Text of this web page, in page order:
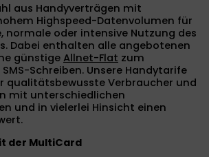
aus Handyverträgen mit
Highspeed-Datenvolumen für
normale oder intensive Nutzung des
Dabei enthalten alle angebotenen
günstige Allnet-Flat zum
Schreiben. Unsere Handytarife
qualitätsbewusste Verbraucher und
mit unterschiedlichen
und in vielerlei Hinsicht einen
der MultiCard